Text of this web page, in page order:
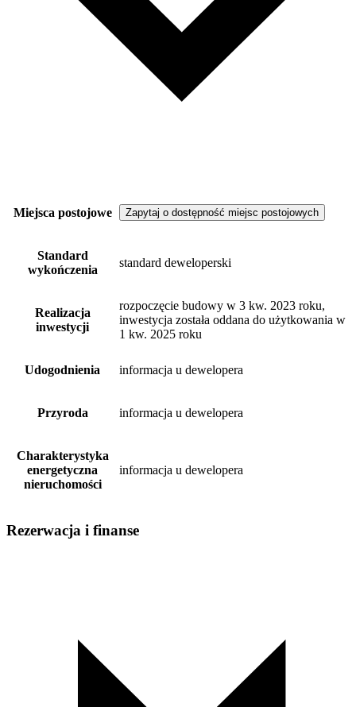
Miejsca postojowe Zapytaj o dostępność miejsc postojowych
Standard
wykończenia
standard deweloperski
Realizacja
inwestycji
rozpoczęcie budowy w 3 kw. 2023 roku,
inwestycja została oddana do użytkowania w
1 kw. 2025 roku
Udogodnienia informacja u dewelopera
Przyroda informacja u dewelopera
Charakterystyka
energetyczna
nieruchomości
informacja u dewelopera
Rezerwacja i finanse